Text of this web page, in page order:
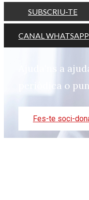
SUBSCRIU-TE
CANAL WHATSAPP
Ajuda'ns a
periòdica o
Fes-te soci-